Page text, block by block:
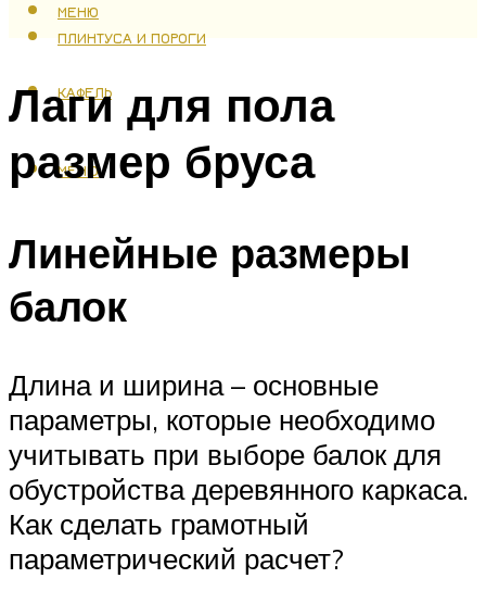
ПЛИНТУСА И ПОРОГИ
КАФЕЛЬ
МЕНЮ
МЕНЮ
Лаги для пола
размер бруса
Линейные размеры
балок
Длина и ширина – основные
параметры, которые необходимо
учитывать при выборе балок для
обустройства деревянного каркаса.
Как сделать грамотный
параметрический расчет?